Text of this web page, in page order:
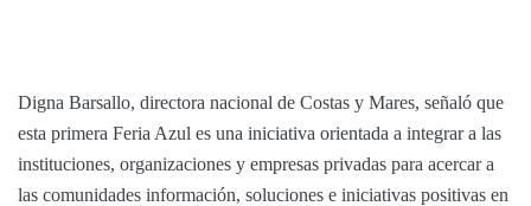
Digna Barsallo, directora nacional de Costas y Mares, señaló que
esta primera Feria Azul es una iniciativa orientada a integrar a las
instituciones, organizaciones y empresas privadas para acercar a
las comunidades información, soluciones e iniciativas positivas en